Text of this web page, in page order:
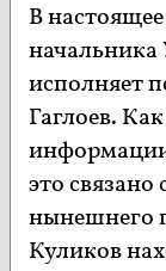
В
начальника
исполняет
Гаглоев.
это связано
нынешнего
Куликов